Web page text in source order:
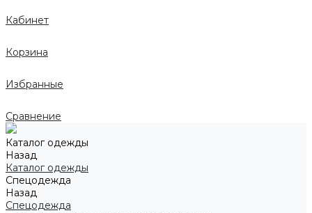
Кабинет
Корзина
Избранные
Сравнение
Каталог одежды
Назад
Каталог одежды
Спецодежда
Назад
Спецодежда